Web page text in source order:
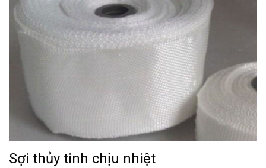
Sợi thủy tinh chịu nhiệt